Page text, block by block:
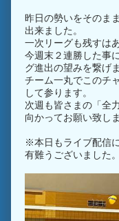
昨日の勢いをそのま
出来ました。
一次リーグも残すは
今週末２連勝した事
グ進出の望みを繋げ
チーム一丸でこのチ
して参ります。
次週も皆さまの「全
向かってお願い致しま
※本日もライブ配信
有難うございました。